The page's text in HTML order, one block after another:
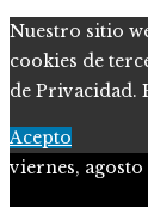
Nuestro sitio
cookies de
de Privacidad.
Acepto
viernes, agosto